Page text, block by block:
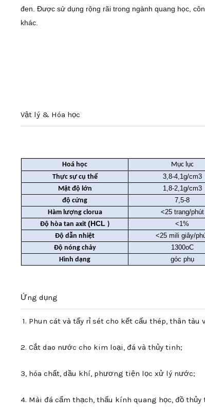
đen. Được sử dụng rộng rãi trong ngành quang học,
khác.
Vật lý & Hóa học
Hoá học Mục lục
Thực sự cụ thể
3,8-4,1g/cm3
Mật độ lớn
1,8-2,1g/cm3
độ cứng
7,5-8
Hàm lượng clorua
<25 trang/phút
Độ hòa tan axit (HCL ) <1%
Độ dẫn nhiệt
<25 mili giây/
Độ nóng chảy
1300oC
Hình dạng
góc phụ
Ứng dụng
1. Phun cát và tẩy rỉ sét cho kết cấu thép, thân tàu
2. Cắt dao nước cho kim loại, đá và thủy tinh;
3, hóa chất, dầu khí, phương tiện lọc xử lý nước;
4. Mài đá cẩm thạch, thấu kính quang học, đồ